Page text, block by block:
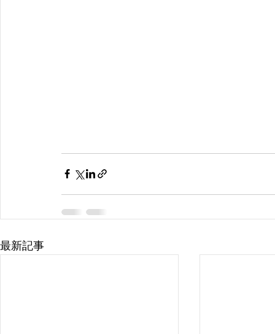
最新記事